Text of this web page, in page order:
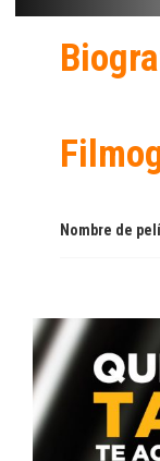
Nombre de